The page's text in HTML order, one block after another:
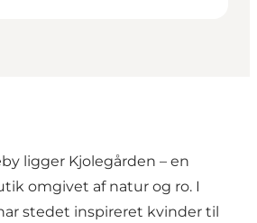
ligger Kjolegården – en
omgivet af natur og ro. I
stedet inspireret kvinder til